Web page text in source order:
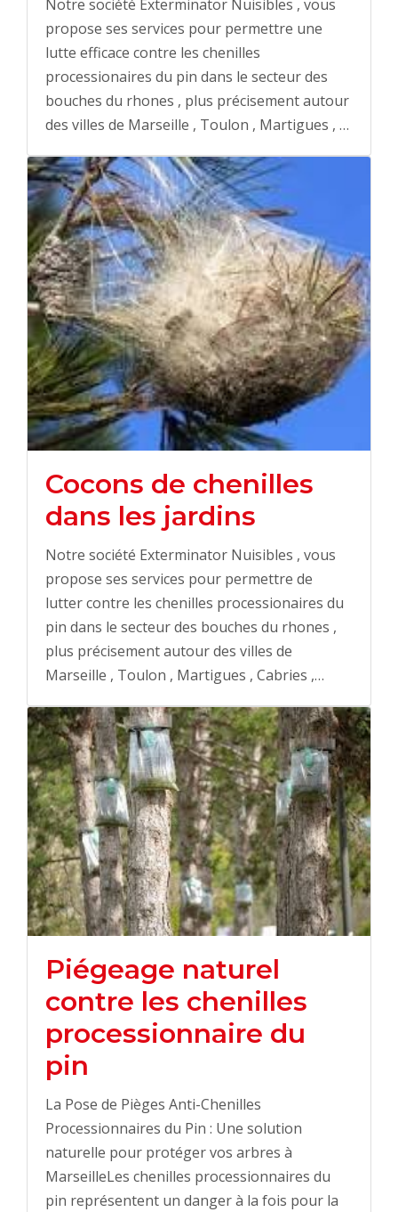
Notre société Exterminator Nuisibles , vous
propose ses services pour permettre une
lutte efficace contre les chenilles
processionaires du pin dans le secteur des
bouches du rhones , plus précisement autour
des villes de Marseille , Toulon , Martigues , …
Cocons de chenilles
dans les jardins
Notre société Exterminator Nuisibles , vous
propose ses services pour permettre de
lutter contre les chenilles processionaires du
pin dans le secteur des bouches du rhones ,
plus précisement autour des villes de
Marseille , Toulon , Martigues , Cabries ,…
Piégeage naturel
contre les chenilles
processionnaire du
pin
La Pose de Pièges Anti-Chenilles
Processionnaires du Pin : Une solution
naturelle pour protéger vos arbres à
MarseilleLes chenilles processionnaires du
pin représentent un danger à la fois pour la